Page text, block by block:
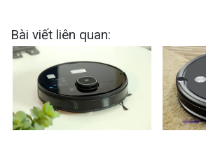
Bài viết liên quan: